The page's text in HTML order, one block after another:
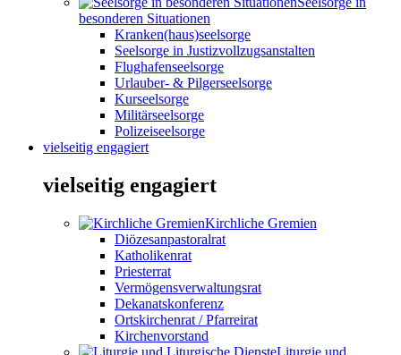
besonderen Situationen
Kranken(haus)seelsorge
Seelsorge in Justizvollzugsanstalten
Flughafenseelsorge
Urlauber- & Pilgerseelsorge
Kurseelsorge
Militärseelsorge
Polizeiseelsorge
vielseitig engagiert
vielseitig engagiert
Kirchliche Gremien
Diözesanpastoralrat
Katholikenrat
Priesterrat
Vermögensverwaltungsrat
Dekanatskonferenz
Ortskirchenrat / Pfarreirat
Kirchenvorstand
Liturgie und